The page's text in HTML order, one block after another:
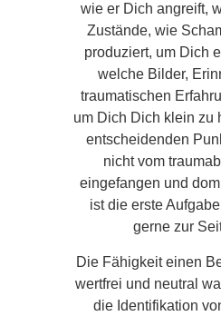
wie er Dich angreift,
Zustände, wie
produziert, um Dich
welche Bilder,
traumatischen
um Dich Dich klein zu
entscheidenden
nicht vom
eingefangen und
ist die erste
gerne zur
Die Fähigkeit einen
wertfrei und neutral
die Identifikation